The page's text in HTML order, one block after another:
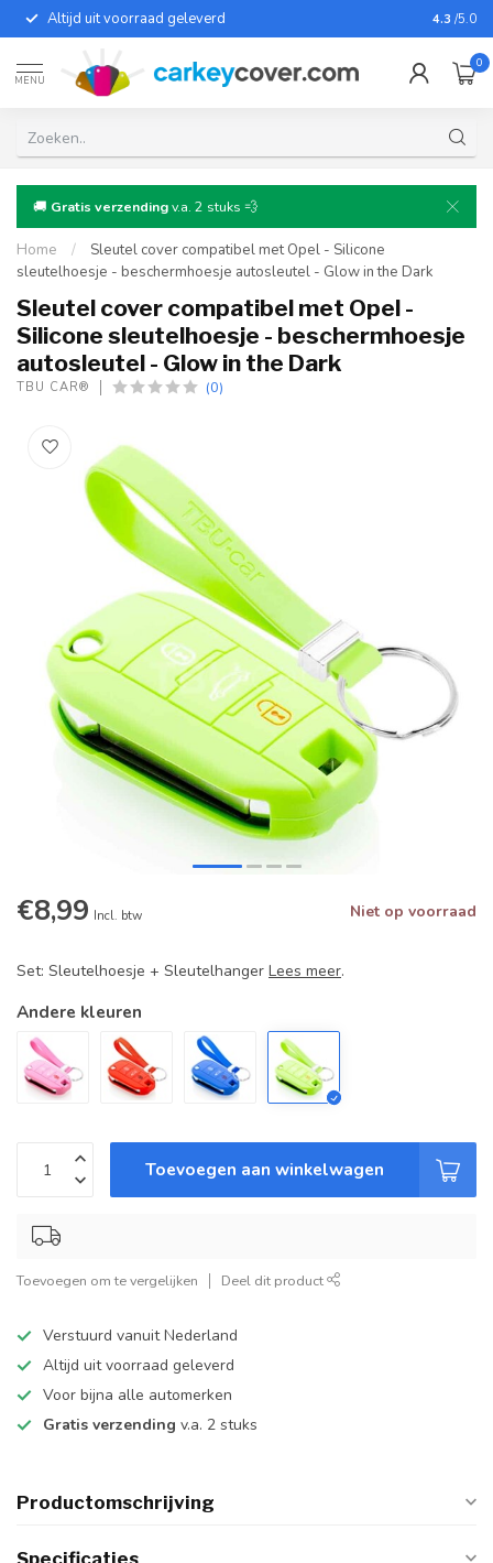
Altijd uit voorraad geleverd Voor
4.3 /5.0
MENU
0
🚚 Gratis verzendingv.a. 2 stuks 💨
Home /
Sleutel cover compatibel met Opel - Silicone
sleutelhoesje - beschermhoesje autosleutel - Glow in the Dark
Sleutel cover compatibel met Opel -
Silicone sleutelhoesje - beschermhoesje
autosleutel - Glow in the Dark
TBU CAR® (0)
€8,99 Incl. btw Niet op voorraad
Set: Sleutelhoesje + Sleutelhanger Lees meer.
Andere kleuren
Toevoegen aan winkelwagen
Toevoegen om te vergelijken Deel dit product
Verstuurd vanuit Nederland
Altijd uit voorraad geleverd
Voor bijna alle automerken
Gratis verzending v.a. 2 stuks
Productomschrijving
Specificaties